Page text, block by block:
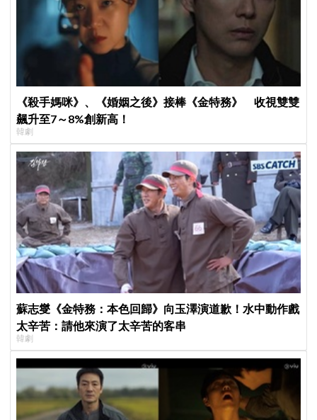
《殺手媽咪》、《婚姻之後》接棒《金特務》 收視雙雙
飆升至7～8%創新高！
韓劇
蘇志燮《金特務：本色回歸》向玉澤演道歉！水中動作戲
太辛苦：請他來演了太辛苦的客串
韓劇